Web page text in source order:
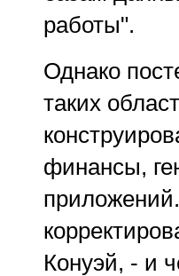
работы".
Однако
таких
финансы,
Конуэй, - и